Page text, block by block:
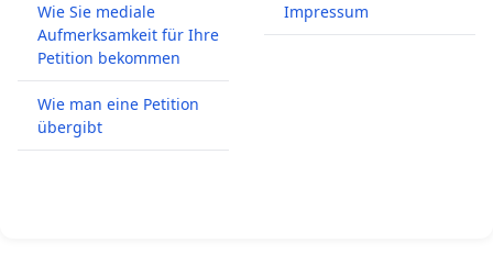
Wie Sie mediale
Aufmerksamkeit für Ihre
Petition bekommen
Wie man eine Petition
übergibt
Impressum